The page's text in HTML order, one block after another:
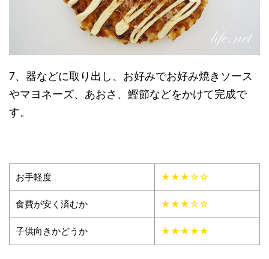
7、器などに取り出し、お好みでお好み焼きソース
やマヨネーズ、あおさ、鰹節などをかけて完成で
す。
お手軽度 ★★★☆☆
食費が安く済むか ★★★☆☆
子供向きかどうか ★★★★★